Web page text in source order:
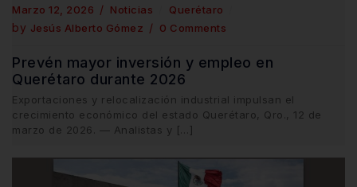
Marzo 12, 2026 Noticias Querétaro
by Jesús Alberto Gómez 0 Comments
Prevén mayor inversión y empleo en
Querétaro durante 2026
Exportaciones y relocalización industrial impulsan el
crecimiento económico del estado Querétaro, Qro., 12 de
marzo de 2026. — Analistas y […]